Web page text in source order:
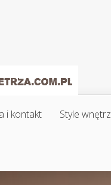
i kontakt Style wnętrz